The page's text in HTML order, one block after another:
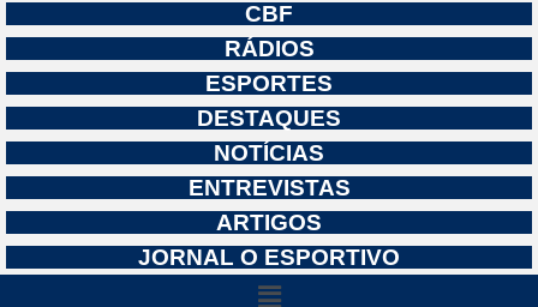
CBF
RÁDIOS
ESPORTES
DESTAQUES
NOTÍCIAS
ENTREVISTAS
ARTIGOS
JORNAL O ESPORTIVO